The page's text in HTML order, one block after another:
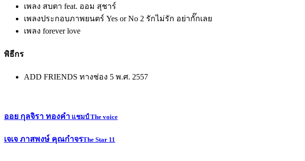
เพลง สบตา feat. ออม สุชาร์
เพลงประกอบภาพยนตร์ Yes or No 2 รักไม่รัก อย่ากั๊กเลย
เพลง forever love
พิธีกร
ADD FRIENDS ทางช่อง 5 พ.ศ. 2557
ออย กุลจิรา ทองคำ แชมป์ The voice
เจเจ ภาสพงษ์ คุณกำจรThe Star 11